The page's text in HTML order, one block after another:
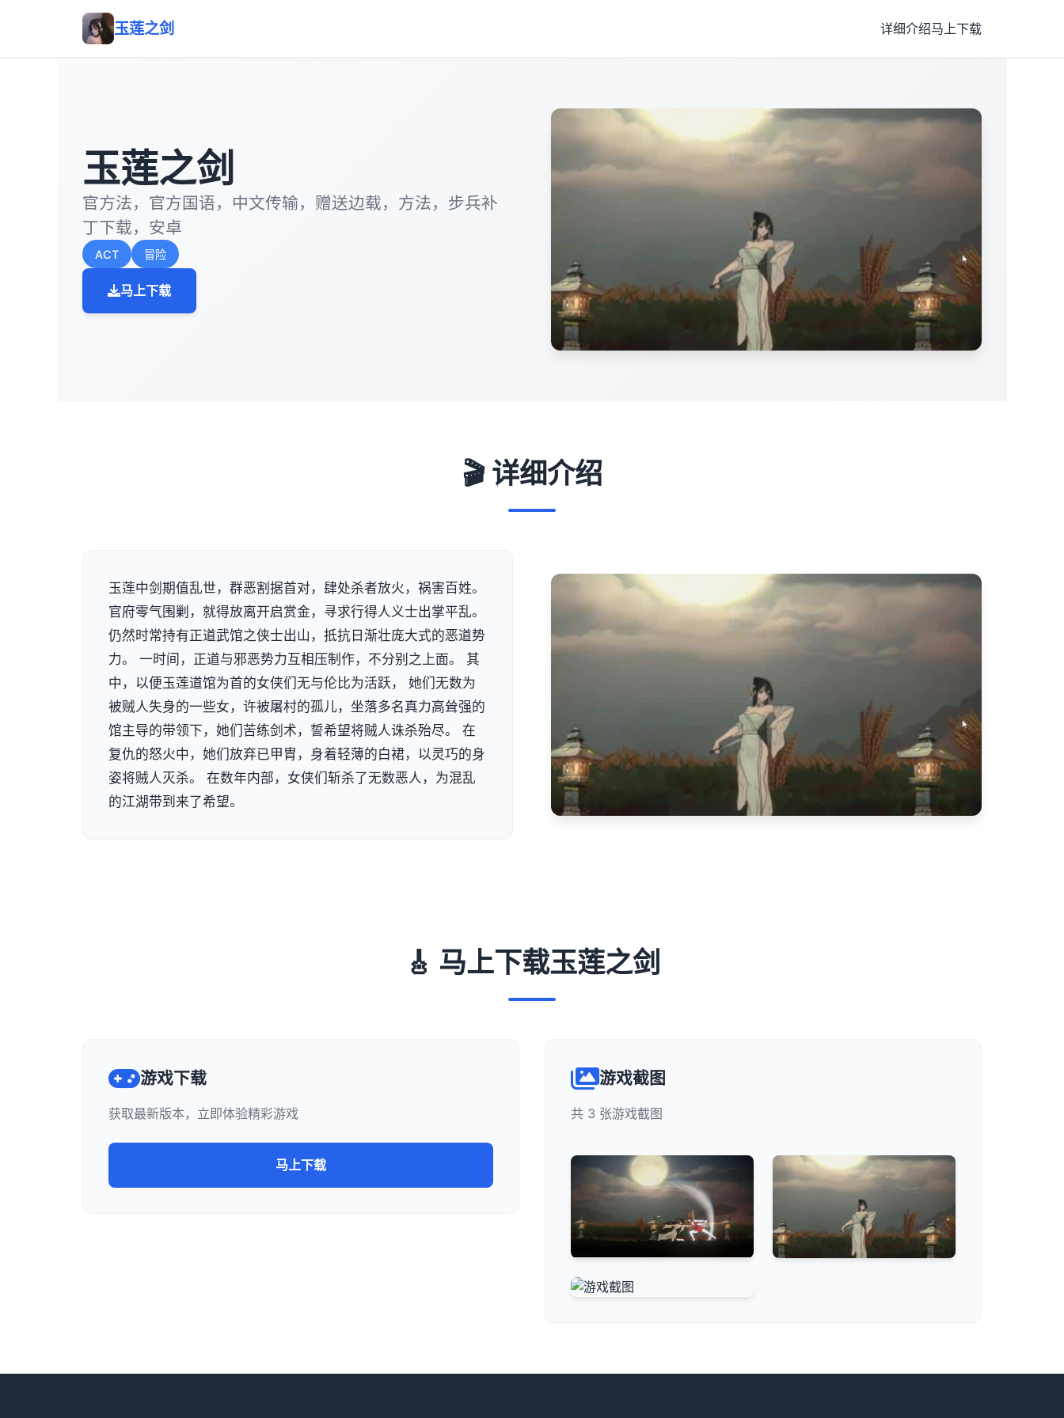
玉莲之剑 详细介绍马上下载
玉莲之剑
官方法，官方国语，中文传输，赠送边载，方法，步兵补
丁下载，安卓
ACT 冒险
马上下载
🎬 详细介绍
玉莲中剑期值乱世，群恶割据首对，肆处杀者放火，祸害百姓。
官府零气围剿，就得放离开启赏金，寻求行得人义士出掌平乱。
仍然时常持有正道武馆之侠士出山，抵抗日渐壮庞大式的恶道势
力。 一时间，正道与邪恶势力互相压制作，不分别之上面。 其
中，以便玉莲道馆为首的女侠们无与伦比为活跃， 她们无数为
被贼人失身的一些女，许被屠村的孤儿，坐落多名真力高耸强的
馆主导的带领下，她们苦练剑术，誓希望将贼人诛杀殆尽。 在
复仇的怒火中，她们放弃已甲胄，身着轻薄的白裙，以灵巧的身
姿将贼人灭杀。 在数年内部，女侠们斩杀了无数恶人，为混乱
的江湖带到来了希望。
🎸 马上下载玉莲之剑
游戏下载
获取最新版本，立即体验精彩游戏
马上下载
游戏截图
共 3 张游戏截图